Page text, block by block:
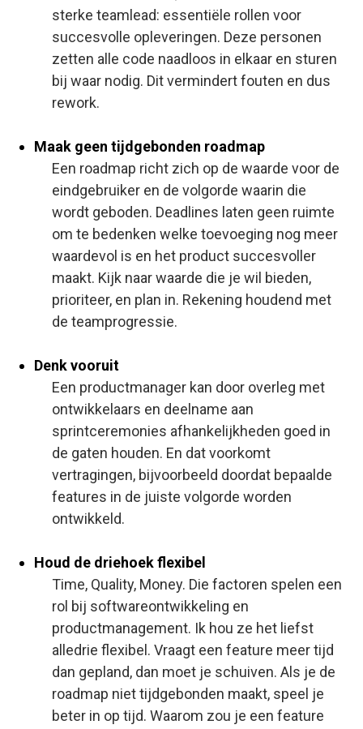
sterke teamlead: essentiële rollen voor
succesvolle opleveringen. Deze personen
zetten alle code naadloos in elkaar en sturen
bij waar nodig. Dit vermindert fouten en dus
rework.
Maak geen tijdgebonden roadmap
Een roadmap richt zich op de waarde voor de
eindgebruiker en de volgorde waarin die
wordt geboden. Deadlines laten geen ruimte
om te bedenken welke toevoeging nog meer
waardevol is en het product succesvoller
maakt. Kijk naar waarde die je wil bieden,
prioriteer, en plan in. Rekening houdend met
de teamprogressie.
Denk vooruit
Een productmanager kan door overleg met
ontwikkelaars en deelname aan
sprintceremonies afhankelijkheden goed in
de gaten houden. En dat voorkomt
vertragingen, bijvoorbeeld doordat bepaalde
features in de juiste volgorde worden
ontwikkeld.
Houd de driehoek flexibel
Time, Quality, Money. Die factoren spelen een
rol bij softwareontwikkeling en
productmanagement. Ik hou ze het liefst
alledrie flexibel. Vraagt een feature meer tijd
dan gepland, dan moet je schuiven. Als je de
roadmap niet tijdgebonden maakt, speel je
beter in op tijd. Waarom zou je een feature